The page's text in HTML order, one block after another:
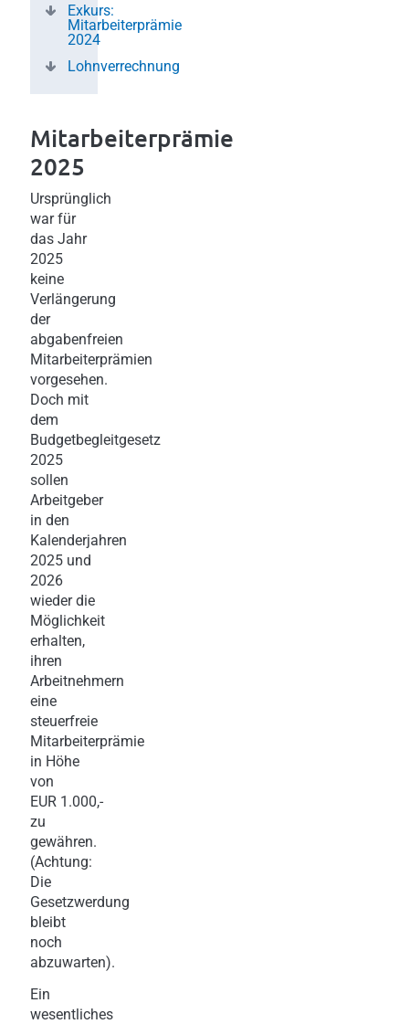
Exkurs:
Mitarbeiterprämie
2024
Lohnverrechnung
Mitarbeiterprämie
2025
Ursprünglich
war für
das Jahr
2025
keine
Verlängerung
der
abgabenfreien
Mitarbeiterprämien
vorgesehen.
Doch mit
dem
Budgetbegleitgesetz
2025
sollen
Arbeitgeber
in den
Kalenderjahren
2025 und
2026
wieder die
Möglichkeit
erhalten,
ihren
Arbeitnehmern
eine
steuerfreie
Mitarbeiterprämie
in Höhe
von
EUR 1.000,-
zu
gewähren.
(Achtung:
Die
Gesetzwerdung
bleibt
noch
abzuwarten).
Ein
wesentliches